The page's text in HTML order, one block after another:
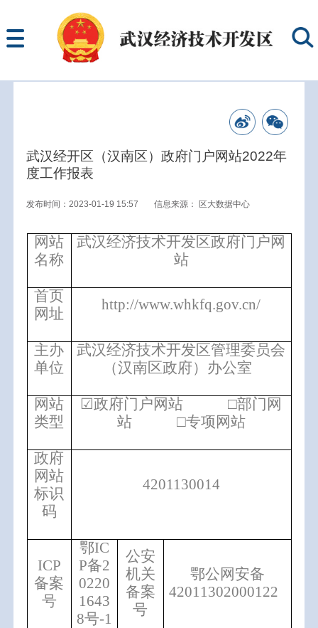
武汉经开区（汉南区）政府门户网站2022年
度工作报表
发布时间：2023-01-19 15:57 信息来源： 区大数据中心
网站
名称
武汉经济技术开发区政府门户网
站
首页
网址
http://www.whkfq.gov.cn/
主办
单位
武汉经济技术开发区管理委员会
（汉南区政府）办公室
网站
类型
☑政府门户网站 □部门网
站 □专项网站
政府
网站
标识
码
4201130014
ICP
备案
号
鄂IC
P备2
0220
1643
8号-1
公安
机关
备案
号
鄂公网安备
42011302000122